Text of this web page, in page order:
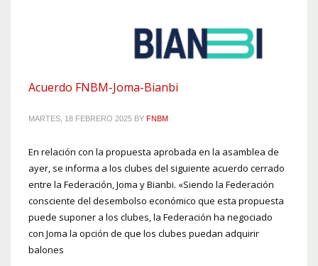
Acuerdo FNBM-Joma-Bianbi
MARTES, 18 FEBRERO 2025 BY FNBM
En relación con la propuesta aprobada en la asamblea de
ayer, se informa a los clubes del siguiente acuerdo cerrado
entre la Federación, Joma y Bianbi. «Siendo la Federación
consciente del desembolso económico que esta propuesta
puede suponer a los clubes, la Federación ha negociado
con Joma la opción de que los clubes puedan adquirir
balones